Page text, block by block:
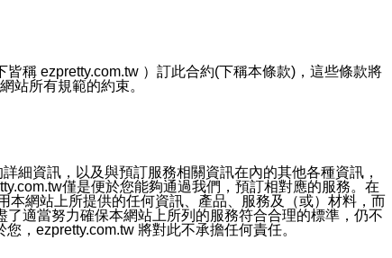
可收到通知型訊息。
稱 ezpretty.com.tw ）訂此合約(下稱本條款)，這些條款將
站所有規範的約束。
細資訊，以及與預訂服務相關資訊在內的其他各種資訊，
僅是便於您能夠通過我們，預訂相對應的服務。在
本網站上所提供的任何資訊、產品、服務及（或）材料，而
適當努力確保本網站上所列的服務符合合理的標準，仍不
，ezpretty.com.tw 將對此不承擔任何責任。